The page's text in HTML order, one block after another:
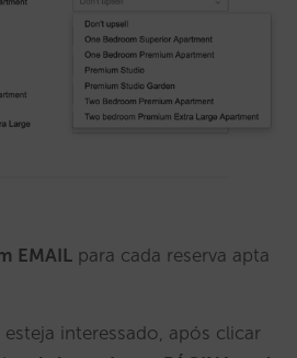
EMAIL para cada reserva apta
interessado, após clicar